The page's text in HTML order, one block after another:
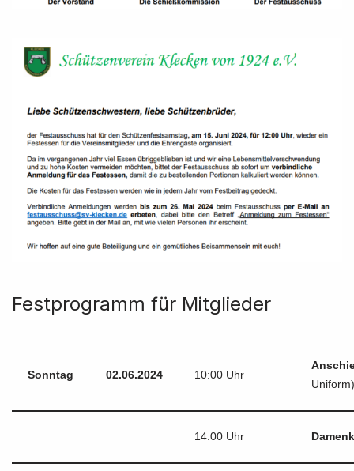
Festprogramm für Mitglieder
Sonntag 02.06.2024 10:00 Uhr
Uniform)
14:00 Uhr